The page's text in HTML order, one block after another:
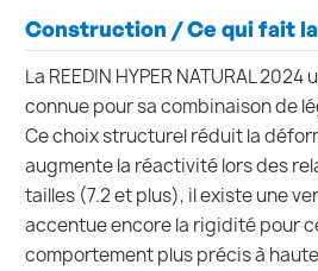
Construction / Ce qui fait
La REEDIN HYPER NATURAL
connue pour sa combinaison de
Ce choix structurel réduit la
augmente la réactivité lors des
tailles (7.2 et plus), il existe une
accentue encore la rigidité pour
comportement plus précis à